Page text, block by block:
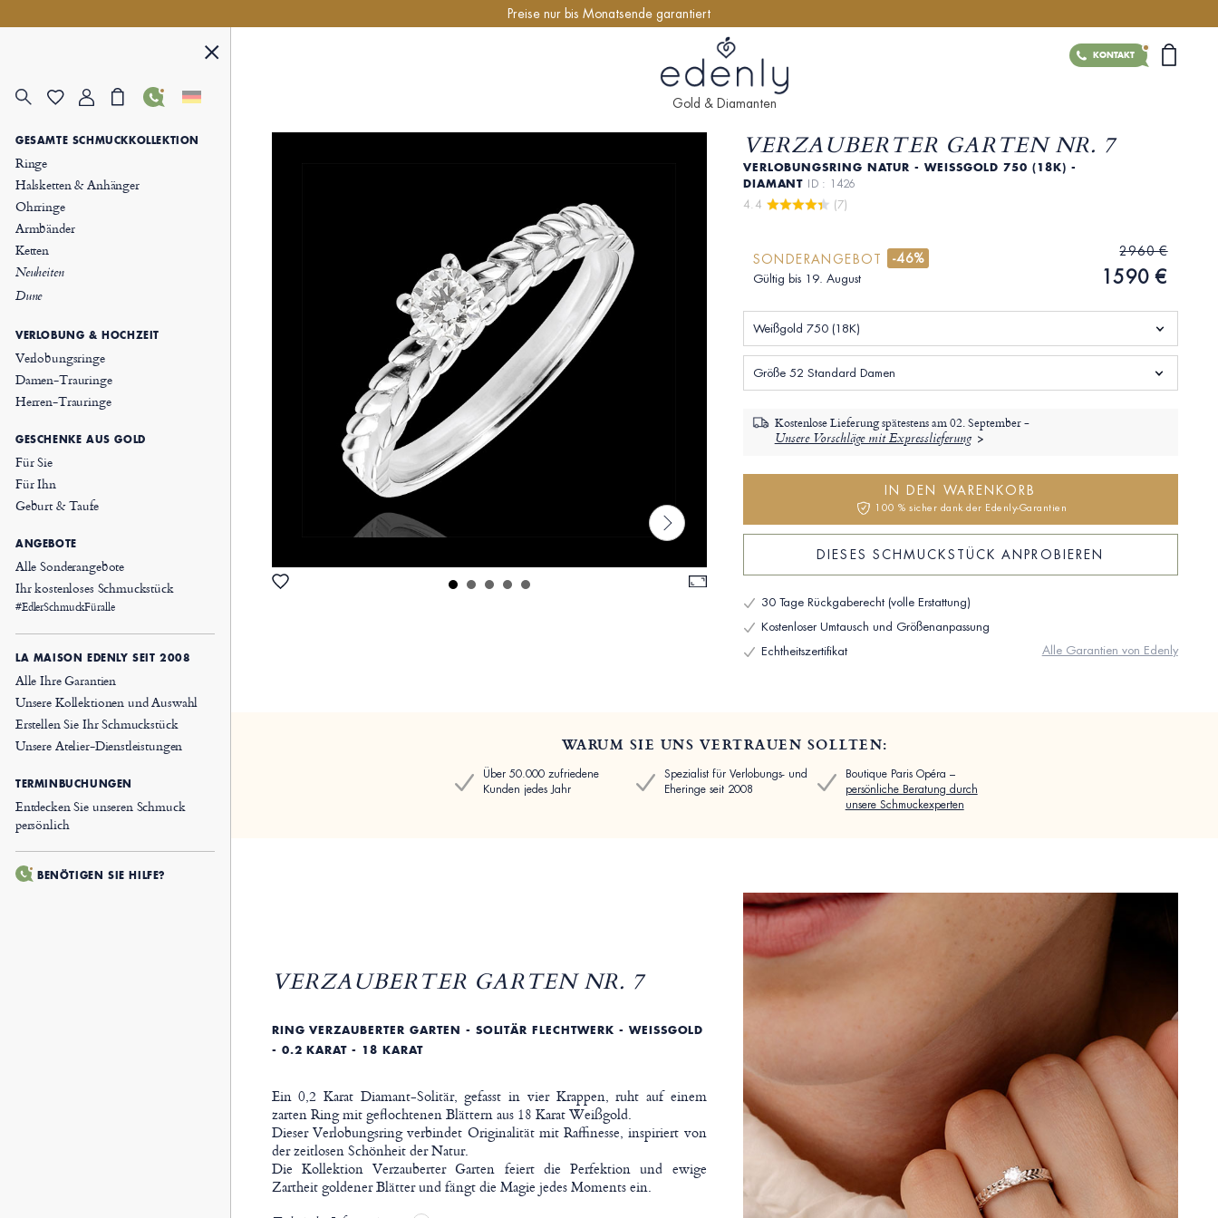
GESAMTE SCHMUCKKOLLEKTION
Ringe
Halsketten & Anhänger
Ohrringe
Armbänder
Ketten
Neuheiten
Dune
VERLOBUNG & HOCHZEIT
Verlobungsringe
Damen-Trauringe
Herren-Trauringe
GESCHENKE AUS GOLD
Für Sie
Für Ihn
Geburt & Taufe
ANGEBOTE
Alle Sonderangebote
Ihr kostenloses Schmuckstück
#EdlerSchmuckFüralle
LA MAISON EDENLY SEIT 2008
Alle Ihre Garantien
Unsere Kollektionen und Auswahl
Erstellen Sie Ihr Schmuckstück
Unsere Atelier-Dienstleistungen
TERMINBUCHUNGEN
Entdecken Sie unseren Schmuck
persönlich
BENÖTIGEN SIE HILFE?
Preise nur bis Monatsende garantiert
KONTAKT
Gold & Diamanten
VERZAUBERTER GARTEN NR. 7
VERLOBUNGSRING NATUR - WEISSGOLD 750 (18K) - D
IAMANT ID : 1426
4.4
(7)
SONDERANGEBOT -46%
Gültig bis 19. August
2960 €
1590 €
Weißgold 750 (18K)
Größe 52 Standard Damen
Kostenlose Lieferung spätestens am02. September -
Unsere Vorschläge mit Expresslieferung
IN DEN WARENKORB
100 % sicher dank der Edenly-Garantien
DIESES SCHMUCKSTÜCK ANPROBIEREN
30 Tage Rückgaberecht (volle Erstattung)
Kostenloser Umtausch und Größenanpassung
Echtheitszertifikat
Alle Garantien von Edenly
WARUM SIE UNS VERTRAUEN SOLLTEN:
Über 50.000 zufriedene
Kunden jedes Jahr
Spezialist für Verlobungs- und
Eheringe seit 2008
Boutique Paris Opéra –
persönliche Beratung durch
unsere Schmuckexperten
VERZAUBERTER GARTEN NR. 7
RING VERZAUBERTER GARTEN - SOLITÄR FLECHTWERK - WEISSGOLD -
0.2 KARAT - 18 KARAT
Ein 0,2 Karat Diamant-Solitär, gefasst in vier Krappen, ruht auf einem
zarten Ring mit geflochtenen Blättern aus 18 Karat Weißgold.
Dieser Verlobungsring verbindet Originalität mit Raffinesse, inspiriert von
der zeitlosen Schönheit der Natur.
Die Kollektion Verzauberter Garten feiert die Perfektion und ewige
Zartheit goldener Blätter und fängt die Magie jedes Moments ein.